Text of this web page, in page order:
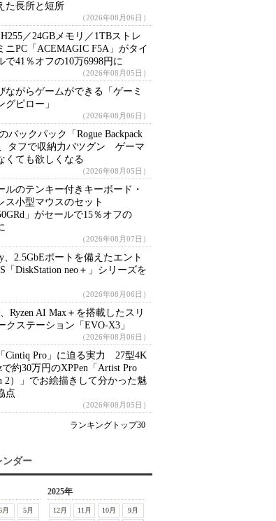
長所と短所
（2026年08月06日）
H255／24GBメモリ／1TBストレ
ニPC「ACEMAGIC F5A」がタイ
で41％オフの10万6998円に
（2026年08月05日）
ながらゲームができる「ゲーミ
グピロー」
（2026年08月06日）
バックパック「Rogue Backpack
タフで収納力バツグン ゲーマ
くても欲しくなる
（2026年08月05日）
ルのテンキー付きキーボード・
ス小型マウスのセット
」がセールで15％オフの
（2026年08月07日）
、2.5GbEポートを備えたエント
「DiskStation neo＋」シリーズを
（2026年08月06日）
Ryzen AI Max＋を搭載したスリ
クステーション「EVO-X3」
（2026年08月06日）
Cintiq Pro」に迫る実力 27型4K
で約30万円のXPPen「Artist Pro
2）」でお絵描きして分かった魅
点
（2026年08月05日）
ランキングトップ30
ンダー
月
5月
2025年
12月 11月 10月
9月